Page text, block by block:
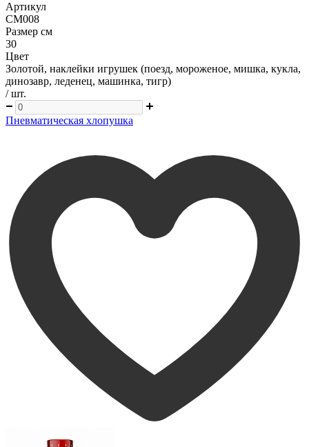
Артикул
CM008
Размер см
30
Цвет
Золотой, наклейки игрушек (поезд, мороженое, мишка, кукла,
динозавр, леденец, машинка, тигр)
/ шт.
Пневматическая хлопушка